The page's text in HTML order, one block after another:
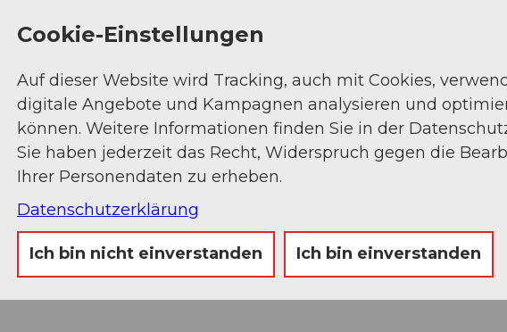
zum Felliberg und durch den Wald Richtung Treschhütte.
um nahezu 2000 m das Tal. Zuletzt wieder steiler
½ Std. die Treschhütte, die mit ihren 1475 m ü. M. die
gestärkt lohnt es sich, noch etwas weiter ins Fellital
ist die Bergnatur wirklich intakt.
Cookie-Einstellungen
Auf dieser Website wird Tracking, auch mit Cookies,
digitale Angebote und Kampagnen analysieren und
können. Weitere Informationen finden Sie in der
Sie haben jederzeit das Recht, Widerspruch gegen die
Ihrer Personendaten zu erheben.
Datenschutzerklärung
Ich bin nicht einverstanden Ich bin einverstanden